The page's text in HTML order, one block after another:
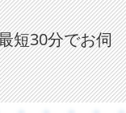
短30分でお伺